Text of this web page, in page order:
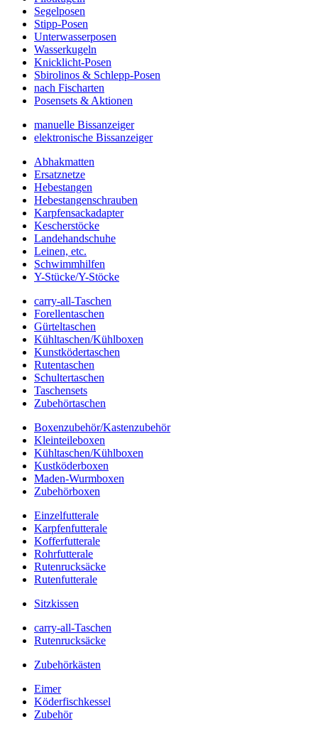
Segelposen
Stipp-Posen
Unterwasserposen
Wasserkugeln
Knicklicht-Posen
Sbirolinos & Schlepp-Posen
nach Fischarten
Posensets & Aktionen
manuelle Bissanzeiger
elektronische Bissanzeiger
Abhakmatten
Ersatznetze
Hebestangen
Hebestangenschrauben
Karpfensackadapter
Kescherstöcke
Landehandschuhe
Leinen, etc.
Schwimmhilfen
Y-Stücke/Y-Stöcke
carry-all-Taschen
Forellentaschen
Gürteltaschen
Kühltaschen/Kühlboxen
Kunstködertaschen
Rutentaschen
Schultertaschen
Taschensets
Zubehörtaschen
Boxenzubehör/Kastenzubehör
Kleinteileboxen
Kühltaschen/Kühlboxen
Kustköderboxen
Maden-Wurmboxen
Zubehörboxen
Einzelfutterale
Karpfenfutterale
Kofferfutterale
Rohrfutterale
Rutenrucksäcke
Rutenfutterale
Sitzkissen
carry-all-Taschen
Rutenrucksäcke
Zubehörkästen
Eimer
Köderfischkessel
Zubehör